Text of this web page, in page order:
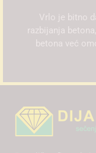
Vrlo je bitno
razbijanja
betona već